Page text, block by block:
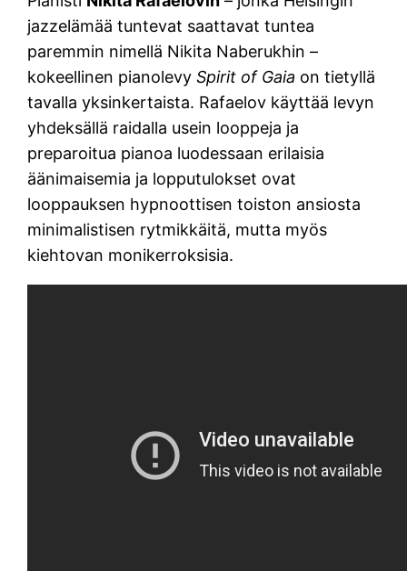
jazzelämää tuntevat saattavat tuntea
paremmin nimellä Nikita Naberukhin –
kokeellinen pianolevySpirit of Gaia on tietyllä
tavalla yksinkertaista. Rafaelov käyttää levyn
yhdeksällä raidalla usein looppeja ja
preparoitua pianoa luodessaan erilaisia
äänimaisemia ja lopputulokset ovat
looppauksen hypnoottisen toiston ansiosta
minimalistisen rytmikkäitä, mutta myös
kiehtovan monikerroksisia.